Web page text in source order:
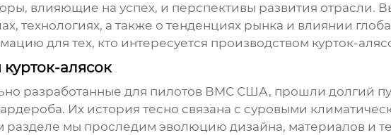
влияющие на успех, и перспективы развития отрасли.
технологиях, а также о тенденциях рынка и влиянии
для тех, кто интересуется производством курток-
алясок
разработанные для пилотов ВМС США, прошли долгий
Их история тесно связана с суровыми
разделе мы проследим эволюцию дизайна, материалов и